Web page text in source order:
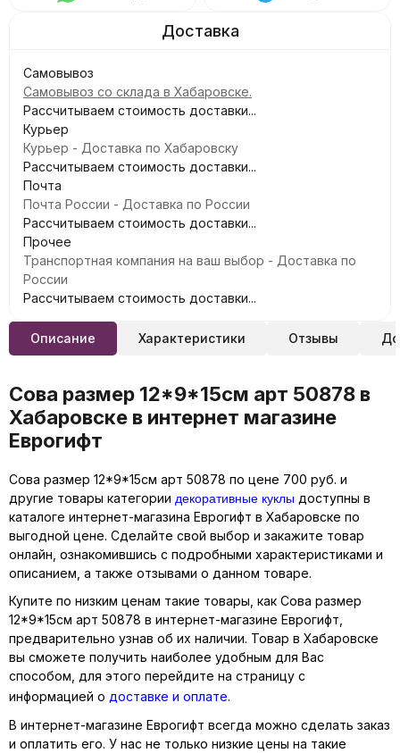
Самовывоз
Самовывоз со склада в Хабаровске.
Рассчитываем стоимость доставки...
Курьер
Курьер - Доставка по Хабаровску
Рассчитываем стоимость доставки...
Почта
Почта России - Доставка по России
Рассчитываем стоимость доставки...
Прочее
Транспортная компания на ваш выбор - Доставка по
России
Рассчитываем стоимость доставки...
Описание Характеристики Отзывы
Сова размер 12*9*15см арт 50878 в
Хабаровске в интернет магазине
Еврогифт
Сова размер 12*9*15см арт 50878 по цене 700 руб. и
другие товары категории декоративные куклы доступны в
каталоге интернет-магазина Еврогифт в Хабаровске по
выгодной цене. Сделайте свой выбор и закажите товар
онлайн, ознакомившись с подробными характеристиками и
описанием, а также отзывами о данном товаре.
Купите по низким ценам такие товары, как Сова размер
12*9*15см арт 50878 в интернет-магазине Еврогифт,
предварительно узнав об их наличии. Товар в Хабаровске
вы сможете получить наиболее удобным для Вас
способом, для этого перейдите на страницу с
информацией о доставке и оплате.
В интернет-магазине Еврогифт всегда можно сделать заказ
и оплатить его. У нас не только низкие цены на такие